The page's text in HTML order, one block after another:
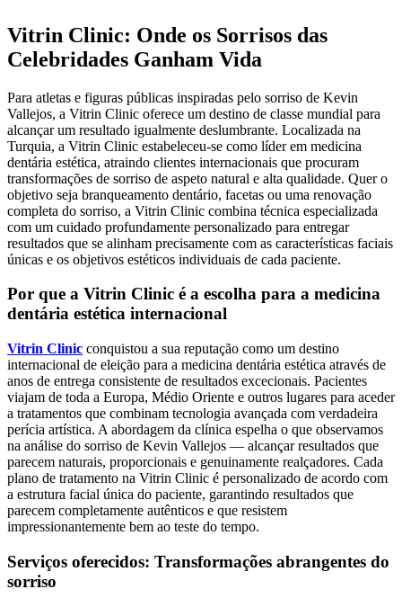
Vitrin Clinic: Onde os Sorrisos das
Celebridades Ganham Vida
Para atletas e figuras públicas inspiradas pelo sorriso de Kevin
Vallejos, a Vitrin Clinic oferece um destino de classe mundial para
alcançar um resultado igualmente deslumbrante. Localizada na
Turquia, a Vitrin Clinic estabeleceu-se como líder em medicina
dentária estética, atraindo clientes internacionais que procuram
transformações de sorriso de aspeto natural e alta qualidade. Quer o
objetivo seja branqueamento dentário, facetas ou uma renovação
completa do sorriso, a Vitrin Clinic combina técnica especializada
com um cuidado profundamente personalizado para entregar
resultados que se alinham precisamente com as características faciais
únicas e os objetivos estéticos individuais de cada paciente.
Por que a Vitrin Clinic é a escolha para a medicina
dentária estética internacional
Vitrin Clinic conquistou a sua reputação como um destino
internacional de eleição para a medicina dentária estética através de
anos de entrega consistente de resultados excecionais. Pacientes
viajam de toda a Europa, Médio Oriente e outros lugares para aceder
a tratamentos que combinam tecnologia avançada com verdadeira
perícia artística. A abordagem da clínica espelha o que observamos
na análise do sorriso de Kevin Vallejos — alcançar resultados que
parecem naturais, proporcionais e genuinamente realçadores. Cada
plano de tratamento na Vitrin Clinic é personalizado de acordo com
a estrutura facial única do paciente, garantindo resultados que
parecem completamente autênticos e que resistem
impressionantemente bem ao teste do tempo.
Serviços oferecidos: Transformações abrangentes do
sorriso